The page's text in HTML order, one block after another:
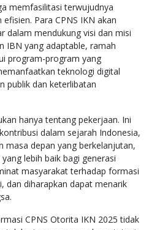
memfasilitasi terwujudnya
Para CPNS IKN akan
dalam mendukung visi dan misi
IBN yang adaptable, ramah
program-program yang
teknologi digital
publik dan keterlibatan
hanya tentang pekerjaan. Ini
dalam sejarah Indonesia,
masa depan yang berkelanjutan,
lebih baik bagi generasi
masyarakat terhadap formasi
dan diharapkan dapat menarik
CPNS Otorita IKN 2025 tidak